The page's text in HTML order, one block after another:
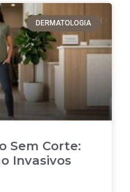
DERMATOLOGIA
Sem Corte:
Invasivos